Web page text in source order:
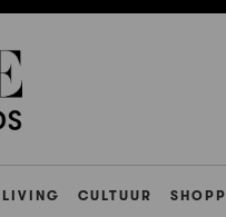
LIVING CULTUUR